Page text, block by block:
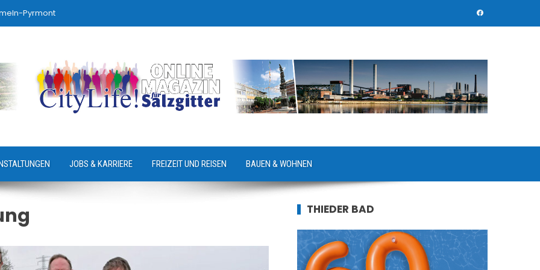
Pyrmont
JOBS & KARRIERE FREIZEIT UND REISEN BAUEN & WOHNEN
THIEDER BAD